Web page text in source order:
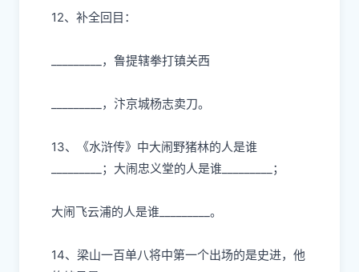
12、补全回⽬ ：
_________，鲁提辖拳打镇关⻄
_________，汴京城杨志卖⼑。
13、《⽔浒传》中⼤闹野猪林的⼈是谁
_________； ⼤闹忠义堂的⼈是谁 _________；
⼤闹⻜云浦的⼈是谁 _________。
14、梁⼭⼀百单⼋将中第⼀个出场的是史进，他